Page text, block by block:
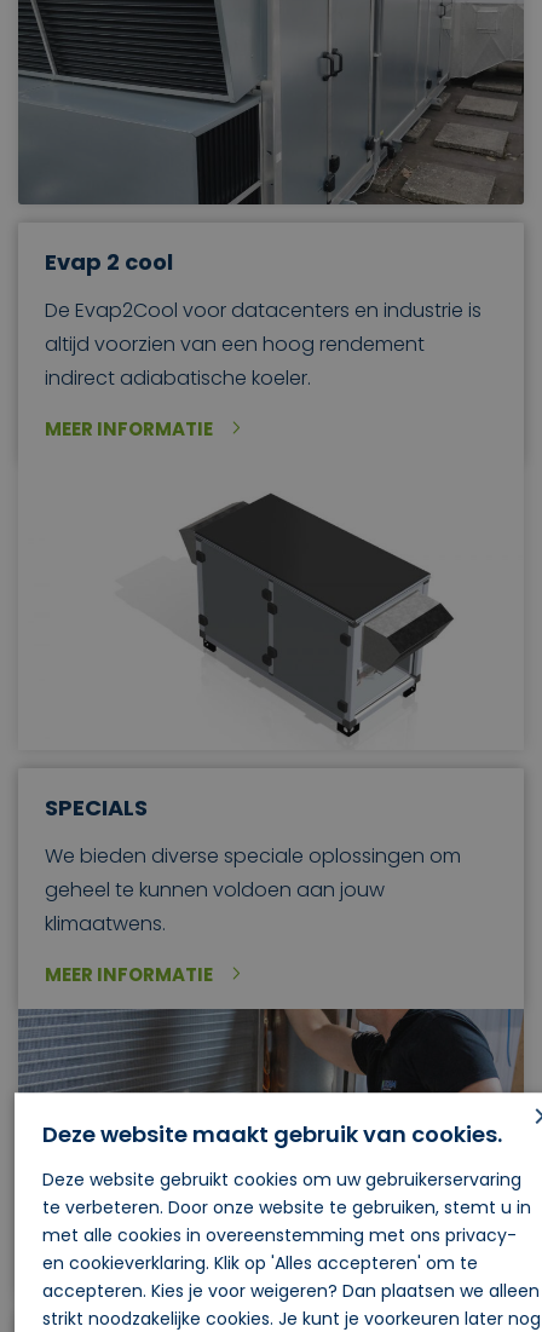
Evap 2 cool
De Evap2Cool voor datacenters en industrie is
altijd voorzien van een hoog rendement
indirect adiabatische koeler.
MEER INFORMATIE
SPECIALS
We bieden diverse speciale oplossingen om
geheel te kunnen voldoen aan jouw
klimaatwens.
MEER INFORMATIE
Deze website maakt gebruik van cookies.
Deze website gebruikt cookies om uw gebruikerservaring
te verbeteren. Door onze website te gebruiken, stemt u in
met alle cookies in overeenstemming met ons privacy-
en cookieverklaring. Klik op 'Alles accepteren' om te
accepteren. Kies je voor weigeren? Dan plaatsen we alleen
strikt noodzakelijke cookies. Je kunt je voorkeuren later nog